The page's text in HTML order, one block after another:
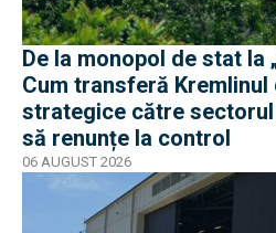
De la monopol de stat la
Cum transferă
strategice către
să renunțe la control
06 AUGUST 2026